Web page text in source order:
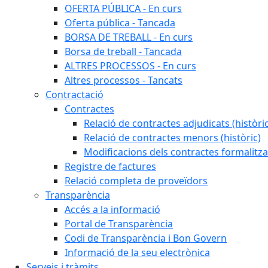
OFERTA PÚBLICA - En curs
Oferta pública - Tancada
BORSA DE TREBALL - En curs
Borsa de treball - Tancada
ALTRES PROCESSOS - En curs
Altres processos - Tancats
Contractació
Contractes
Relació de contractes adjudicats
Relació de contractes menors (històric)
Modificacions dels contractes
Registre de factures
Relació completa de proveïdors
Transparència
Accés a la informació
Portal de Transparència
Codi de Transparència i Bon Govern
Informació de la seu electrònica